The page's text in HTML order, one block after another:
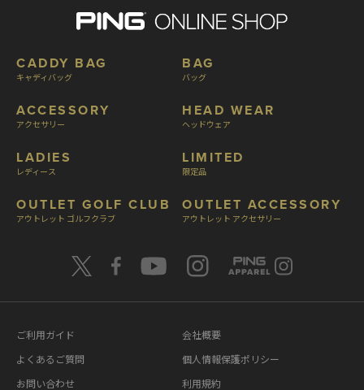
CADDY BAG
キャディバッグ
ACCESSORY
アクセサリー
LADIES
レディース
OUTLET GOLF CLUB
アウトレット ゴルフクラブ
BAG
バッグ
HEAD WEAR
ヘッドウェア
LIMITED
限定品
OUTLET ACCESSORY
アウトレット アクセサリー
ご利用ガイド
よくあるご質問
お問い合わせ
会社概要
個人情報保護ポリシー
利用規約